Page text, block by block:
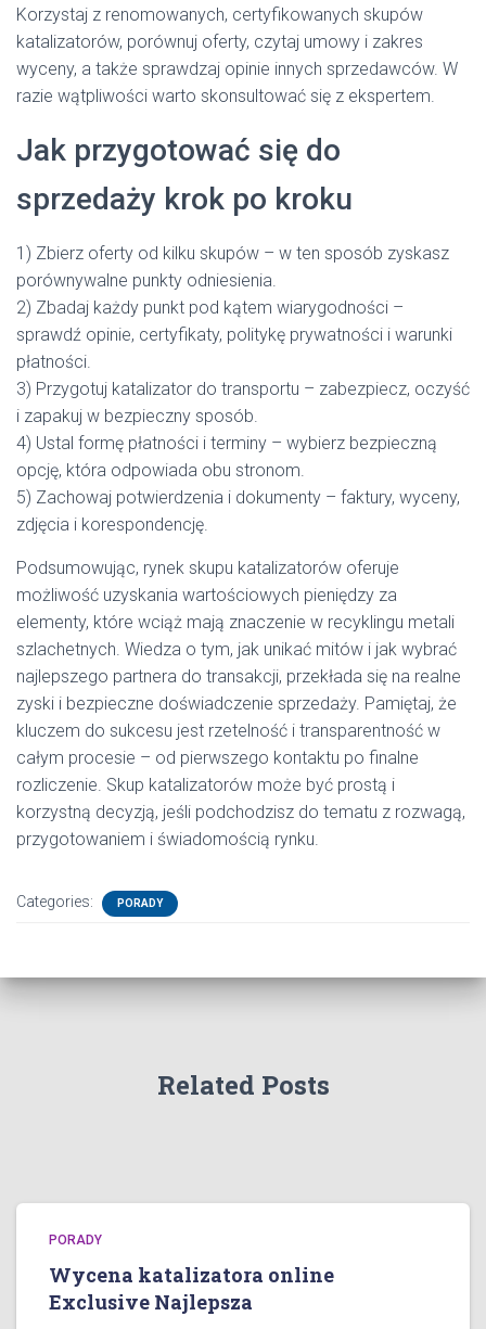
Korzystaj z renomowanych, certyfikowanych skupów
katalizatorów, porównuj oferty, czytaj umowy i zakres
wyceny, a także sprawdzaj opinie innych sprzedawców. W
razie wątpliwości warto skonsultować się z ekspertem.
Jak przygotować się do
sprzedaży krok po kroku
1) Zbierz oferty od kilku skupów – w ten sposób zyskasz
porównywalne punkty odniesienia.
2) Zbadaj każdy punkt pod kątem wiarygodności –
sprawdź opinie, certyfikaty, politykę prywatności i warunki
płatności.
3) Przygotuj katalizator do transportu – zabezpiecz, oczyść
i zapakuj w bezpieczny sposób.
4) Ustal formę płatności i terminy – wybierz bezpieczną
opcję, która odpowiada obu stronom.
5) Zachowaj potwierdzenia i dokumenty – faktury, wyceny,
zdjęcia i korespondencję.
Podsumowując, rynek skupu katalizatorów oferuje
możliwość uzyskania wartościowych pieniędzy za
elementy, które wciąż mają znaczenie w recyklingu metali
szlachetnych. Wiedza o tym, jak unikać mitów i jak wybrać
najlepszego partnera do transakcji, przekłada się na realne
zyski i bezpieczne doświadczenie sprzedaży. Pamiętaj, że
kluczem do sukcesu jest rzetelność i transparentność w
całym procesie – od pierwszego kontaktu po finalne
rozliczenie. Skup katalizatorów może być prostą i
korzystną decyzją, jeśli podchodzisz do tematu z rozwagą,
przygotowaniem i świadomością rynku.
Categories: PORADY
Related Posts
PORADY
Wycena katalizatora online
Exclusive Najlepsza